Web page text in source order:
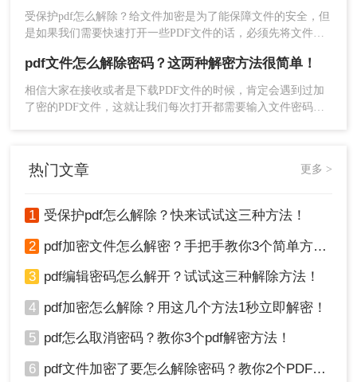
3、添加好需要转换的文件后，点击“开始转换”稍等片
将学习怎么解除pdf密码, 以允许我们访问我们的 PDF 文件。
受保护pdf怎么解除？给文件加密是为了能保障文件的安全，但
是如果我们需要快速打开一些PDF文件的话，必须先将文件解
工具的，今天给大家分享PDF解密方法。
pdf文件怎么解除密码？这两种解密方法很简单！
相信大家在接收或者是下载PDF文件的时候，肯定会遇到过加
了密的PDF文件，这就让我们每次打开都需要输入文件密码，
热门文章 更多 >
1 受保护pdf怎么解除？快来试试这三种方法！
2 pdf加密文件怎么解密？手把手教你3个简单方法！
3 pdf编辑密码怎么解开？试试这三种解除方法！
4 pdf加密怎么解除？用这几个方法1秒立即解密！
5 pdf怎么取消密码？教你3个pdf解密方法！
6 pdf文件加密了要怎么解除密码？教你2个PDF解密方法